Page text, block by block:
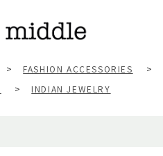
> FASHION ACCESSORIES >
> INDIAN JEWELRY